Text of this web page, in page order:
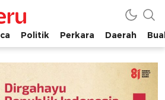
Dibaca
Politik Perkara Daerah